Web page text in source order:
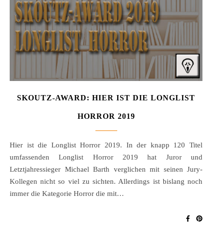
SKOUTZ-AWARD: HIER IST DIE LONGLIST
HORROR 2019
Hier ist die Longlist Horror 2019. In der knapp 120 Titel
umfassenden Longlist Horror 2019 hat Juror und
Letztjahressieger Michael Barth verglichen mit seinen Jury-
Kollegen nicht so viel zu sichten. Allerdings ist bislang noch
immer die Kategorie Horror die mit…